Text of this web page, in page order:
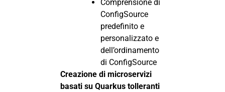
Comprensione di
ConfigSource
predefinito e
personalizzato e
dell’ordinamento
di ConfigSource
Creazione di microservizi
basati su Quarkus tolleranti